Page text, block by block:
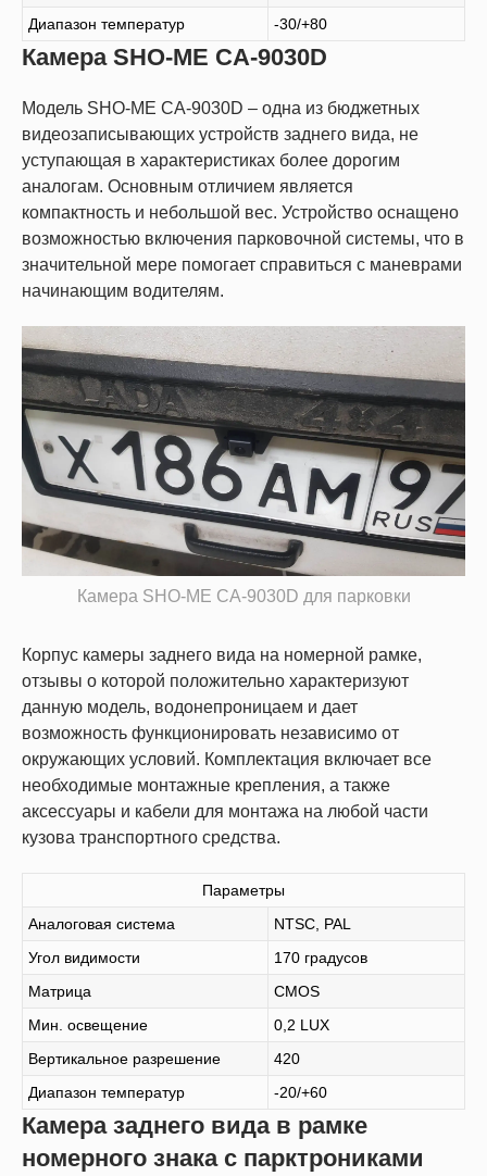
Диапазон температур
-30/+80
Камера SHO-ME CA-9030D
Модель SHO-ME CA-9030D – одна из бюджетных
видеозаписывающих устройств заднего вида, не
уступающая в характеристиках более дорогим
аналогам. Основным отличием является
компактность и небольшой вес. Устройство оснащено
возможностью включения парковочной системы, что в
значительной мере помогает справиться с маневрами
начинающим водителям.
Камера SHO-ME CA-9030D для парковки
Корпус камеры заднего вида на номерной рамке,
отзывы о которой положительно характеризуют
данную модель, водонепроницаем и дает
возможность функционировать независимо от
окружающих условий. Комплектация включает все
необходимые монтажные крепления, а также
аксессуары и кабели для монтажа на любой части
кузова транспортного средства.
Параметры
Аналоговая система
NTSC, PAL
Угол видимости
170 градусов
Матрица
CMOS
Мин. освещение
0,2 LUX
Вертикальное разрешение
420
Диапазон температур
-20/+60
Камера заднего вида в рамке
номерного знака c парктрониками